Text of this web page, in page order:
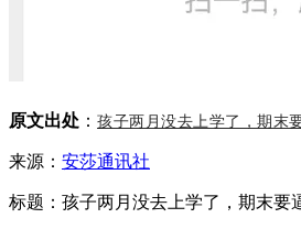
原文出处 ： 孩子两月没去上学了，期末
来源： 安莎通讯社
标题：孩子两月没去上学了，期末要